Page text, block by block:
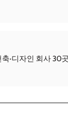
·디자인 회사 30곳